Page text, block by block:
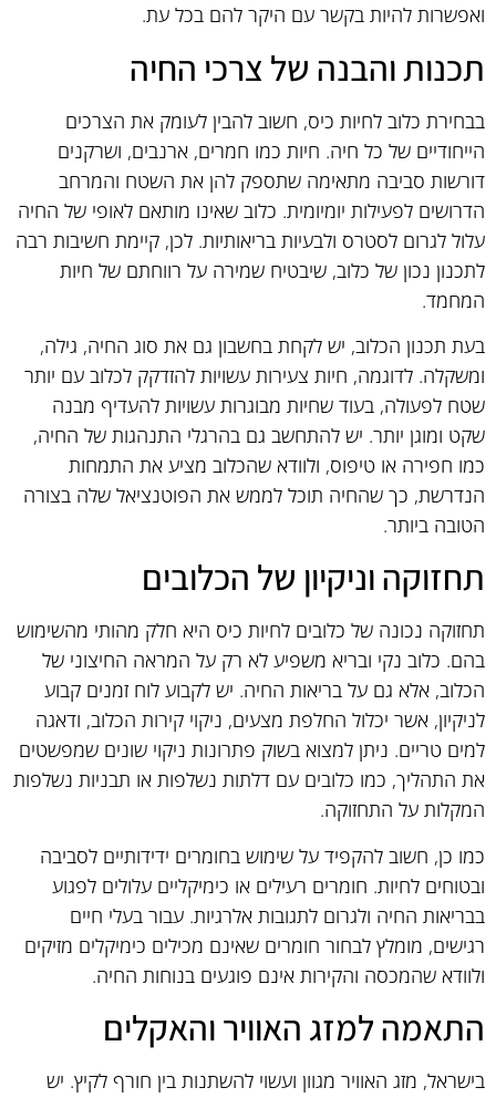
ואפשרות להיות בקשר עם היקר להם בכל עת.
תכנות והבנה של צרכי החיה
בבחירת כלוב לחיות כיס, חשוב להבין לעומק את הצרכים
הייחודיים של כל חיה. חיות כמו חמרים, ארנבים, ושרקנים
דורשות סביבה מתאימה שתספק להן את השטח והמרחב
הדרושים לפעילות יומיומית. כלוב שאינו מותאם לאופי של החיה
עלול לגרום לסטרס ולבעיות בריאותיות. לכן, קיימת חשיבות רבה
לתכנון נכון של כלוב, שיבטיח שמירה על רווחתם של חיות
המחמד.
בעת תכנון הכלוב, יש לקחת בחשבון גם את סוג החיה, גילה,
ומשקלה. לדוגמה, חיות צעירות עשויות להזדקק לכלוב עם יותר
שטח לפעולה, בעוד שחיות מבוגרות עשויות להעדיף מבנה
שקט ומוגן יותר. יש להתחשב גם בהרגלי התנהגות של החיה,
כמו חפירה או טיפוס, ולוודא שהכלוב מציע את התמחות
הנדרשת, כך שהחיה תוכל לממש את הפוטנציאל שלה בצורה
הטובה ביותר.
תחזוקה וניקיון של הכלובים
תחזוקה נכונה של כלובים לחיות כיס היא חלק מהותי מהשימוש
בהם. כלוב נקי ובריא משפיע לא רק על המראה החיצוני של
הכלוב, אלא גם על בריאות החיה. יש לקבוע לוח זמנים קבוע
לניקיון, אשר יכלול החלפת מצעים, ניקוי קירות הכלוב, ודאגה
למים טריים. ניתן למצוא בשוק פתרונות ניקוי שונים שמפשטים
את התהליך, כמו כלובים עם דלתות נשלפות או תבניות נשלפות
המקלות על התחזוקה.
כמו כן, חשוב להקפיד על שימוש בחומרים ידידותיים לסביבה
ובטוחים לחיות. חומרים רעילים או כימיקליים עלולים לפגוע
בבריאות החיה ולגרום לתגובות אלרגיות. עבור בעלי חיים
רגישים, מומלץ לבחור חומרים שאינם מכילים כימיקלים מזיקים
ולוודא שהמכסה והקירות אינם פוגעים בנוחות החיה.
התאמה למזג האוויר והאקלים
בישראל, מזג האוויר מגוון ועשוי להשתנות בין חורף לקיץ. יש